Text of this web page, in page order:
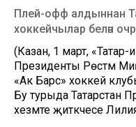
Плей-офф алдыннан
хоккейчылар белән
(Казан, 1 март, «Татар-
Президенты Рөстәм
«Ак Барс» хоккей
Бу турыда Татарстан
хезмәте җитәкчесе